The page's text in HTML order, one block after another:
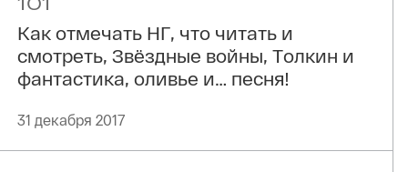
Как отмечать НГ, что читать и
смотреть, Звёздные войны, Толкин и
фантастика, оливье и… песня!
31 декабря 2017